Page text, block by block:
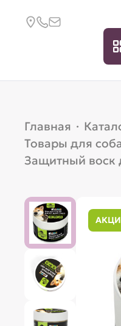
Главная ·
Товары для
Защитный воск